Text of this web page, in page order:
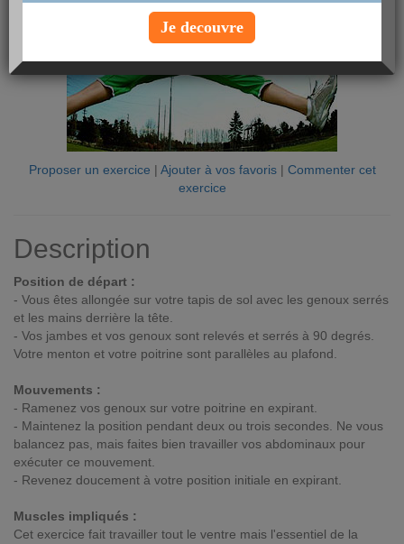
Proposer un exercice | Ajouter à vos favoris| Commenter cet
exercice
Description
Position de départ :
- Vous êtes allongée sur votre tapis de sol avec les genoux serrés
et les mains derrière la tête.
- Vos jambes et vos genoux sont relevés et serrés à 90 degrés.
Votre menton et votre poitrine sont parallèles au plafond.
Mouvements :
- Ramenez vos genoux sur votre poitrine en expirant.
- Maintenez la position pendant deux ou trois secondes. Ne vous
balancez pas, mais faites bien travailler vos abdominaux pour
exécuter ce mouvement.
- Revenez doucement à votre position initiale en expirant.
Muscles impliqués :
Cet exercice fait travailler tout le ventre mais l'essentiel de la
Je decouvre